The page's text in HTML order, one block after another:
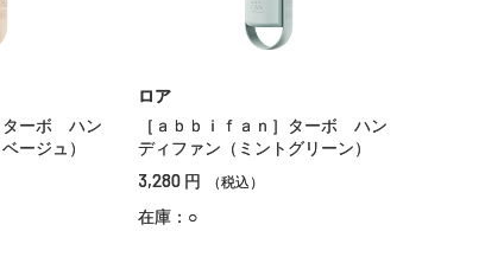
ターボ ハン
ージュ）
ロア
［ａｂｂｉｆａｎ］ターボ ハン
ディファン（ミントグリーン）
3,280 円 （税込）
在庫：○